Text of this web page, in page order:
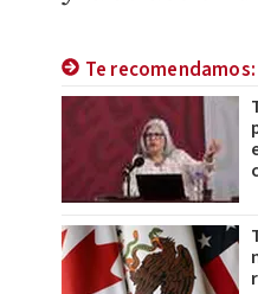
Te recomendamos: